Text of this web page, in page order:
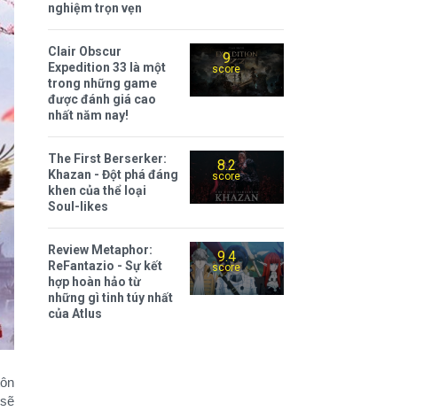
nghiệm trọn vẹn
9
score
Clair Obscur
Expedition 33 là một
trong những game
được đánh giá cao
nhất năm nay!
8.2
score
The First Berserker:
Khazan - Đột phá đáng
khen của thể loại
Soul-likes
9.4
score
Review Metaphor:
ReFantazio - Sự kết
hợp hoàn hảo từ
những gì tinh túy nhất
của Atlus